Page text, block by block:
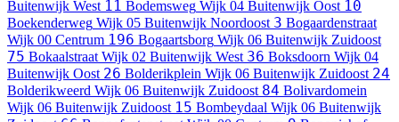
Buitenwijk West 11 Bodemsweg Wijk 04 Buitenwijk Oost 10
Boekenderweg Wijk 05 Buitenwijk Noordoost 3 Bogaardenstraat
Wijk 00 Centrum 196 Bogaartsborg Wijk 06 Buitenwijk Zuidoost
75 Bokaalstraat Wijk 02 Buitenwijk West 36 Boksdoorn Wijk 04
Buitenwijk Oost 26 Bolderikplein Wijk 06 Buitenwijk Zuidoost 24
Bolderikweerd Wijk 06 Buitenwijk Zuidoost 84 Bolivardomein
Wijk 06 Buitenwijk Zuidoost 15 Bombeydaal Wijk 06 Buitenwijk